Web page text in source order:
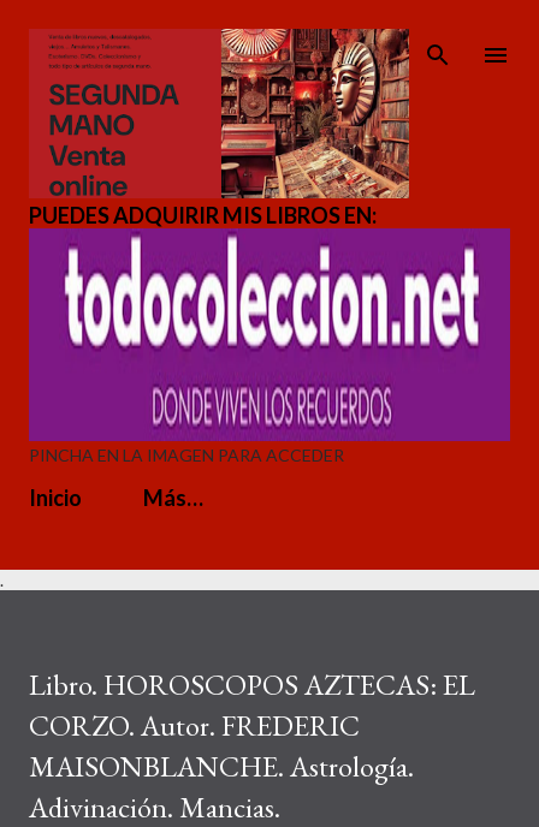
Ir al contenido principal
PUEDES ADQUIRIR MIS LIBROS EN:
PINCHA EN LA IMAGEN PARA ACCEDER
Inicio Más…
.
Libro. HOROSCOPOS AZTECAS: EL
CORZO. Autor. FREDERIC
MAISONBLANCHE. Astrología.
Adivinación. Mancias.